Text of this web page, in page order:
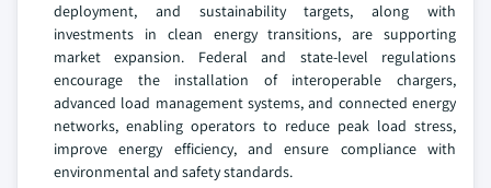
deployment, and sustainability targets, along with
investments in clean energy transitions, are supporting
market expansion. Federal and state-level regulations
encourage the installation of interoperable chargers,
advanced load management systems, and connected energy
networks, enabling operators to reduce peak load stress,
improve energy efficiency, and ensure compliance with
environmental and safety standards.